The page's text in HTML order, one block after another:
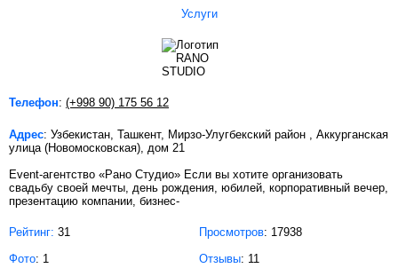
Услуги
Телефон: (+998 90) 175 56 12
Адрес: Узбекистан, Ташкент, Мирзо-Улугбекский район , Аккурганская
улица (Новомосковская), дом 21
Event-агентство «Рано Студио» Если вы хотите организовать
свадьбу своей мечты, день рождения, юбилей, корпоративный вечер,
презентацию компании, бизнес-
Рейтинг: 31 Просмотров: 17938
Фото: 1 Отзывы: 11